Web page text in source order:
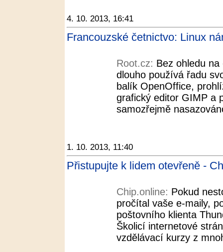
4. 10. 2013, 16:41
Francouzské četnictvo: Linux
Root.cz: Bez ohledu
dlouho používá řadu
balík OpenOffice,
grafický editor GIMP a
samozřejmě
1. 10. 2013, 11:40
Přistupujte k lidem otevřeně -
Chip.online: Pokud
pročítal vaše e-maily,
poštovního klienta
Školicí internetové
vzdělávací kurzy z